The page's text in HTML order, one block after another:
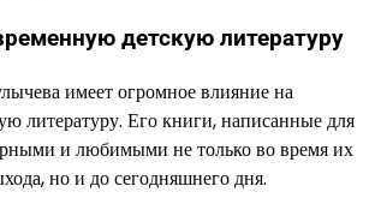
детскую литературу
имеет огромное влияние на
литературу. Его книги, написанные для
и любимыми не только во время их
но и до сегодняшнего дня.